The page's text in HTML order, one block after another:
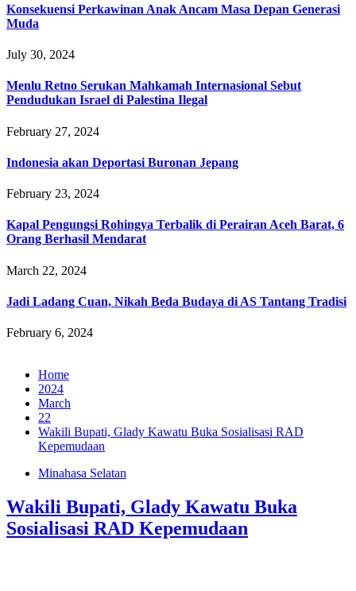
Konsekuensi Perkawinan Anak Ancam Masa Depan Generasi
Muda
July 30, 2024
Menlu Retno Serukan Mahkamah Internasional Sebut
Pendudukan Israel di Palestina Ilegal
February 27, 2024
Indonesia akan Deportasi Buronan Jepang
February 23, 2024
Kapal Pengungsi Rohingya Terbalik di Perairan Aceh Barat, 6
Orang Berhasil Mendarat
March 22, 2024
Jadi Ladang Cuan, Nikah Beda Budaya di AS Tantang Tradisi
February 6, 2024
Home
2024
March
22
Wakili Bupati, Glady Kawatu Buka Sosialisasi RAD
Kepemudaan
Minahasa Selatan
Wakili Bupati, Glady Kawatu Buka
Sosialisasi RAD Kepemudaan